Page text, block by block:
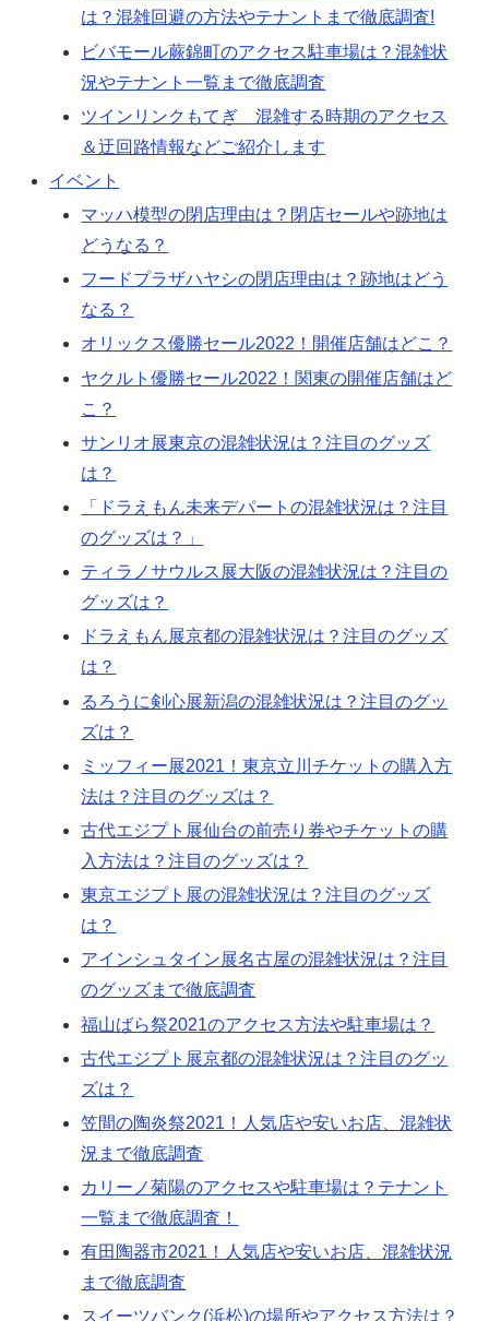
は？混雑回避の方法やテナントまで徹底調査!
ビバモール蕨錦町のアクセス駐車場は？混雑状
況やテナント一覧まで徹底調査
ツインリンクもてぎ 混雑する時期のアクセス
＆迂回路情報などご紹介します
イベント
マッハ模型の閉店理由は？閉店セールや跡地は
どうなる？
フードプラザハヤシの閉店理由は？跡地はどう
なる？
オリックス優勝セール2022！開催店舗はどこ？
ヤクルト優勝セール2022！関東の開催店舗はど
こ？
サンリオ展東京の混雑状況は？注目のグッズ
は？
「ドラえもん未来デパートの混雑状況は？注目
のグッズは？」
ティラノサウルス展大阪の混雑状況は？注目の
グッズは？
ドラえもん展京都の混雑状況は？注目のグッズ
は？
るろうに剣心展新潟の混雑状況は？注目のグッ
ズは？
ミッフィー展2021！東京立川チケットの購入方
法は？注目のグッズは？
古代エジプト展仙台の前売り券やチケットの購
入方法は？注目のグッズは？
東京エジプト展の混雑状況は？注目のグッズ
は？
アインシュタイン展名古屋の混雑状況は？注目
のグッズまで徹底調査
福山ばら祭2021のアクセス方法や駐車場は？
古代エジプト展京都の混雑状況は？注目のグッ
ズは？
笠間の陶炎祭2021！人気店や安いお店、混雑状
況まで徹底調査
カリーノ菊陽のアクセスや駐車場は？テナント
一覧まで徹底調査！
有田陶器市2021！人気店や安いお店、混雑状況
まで徹底調査
スイーツバンク(浜松)の場所やアクセス方法は？